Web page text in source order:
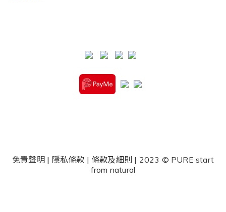
免責聲明 | 隱私條款 | 條款及細則 | 2023 © PURE start
from natural